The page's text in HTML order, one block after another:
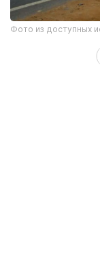
Фото из доступных